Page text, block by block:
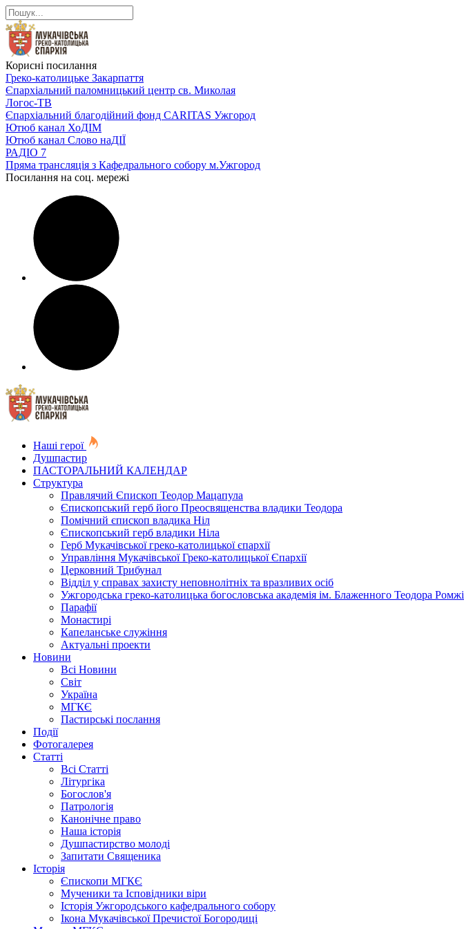
Корисні посилання
Греко-католицьке Закарпаття
Єпархіальний паломницький центр св. Миколая
Логос-ТВ
Єпархіальний благодійний фонд CARITAS Ужгород
Ютюб канал ХоДІМ
Ютюб канал Слово наДІЇ
РАДІО 7
Пряма трансляція з Кафедрального собору м.Ужгород
Посилання на соц. мережі
Наші герої
Душпастир
ПАСТОРАЛЬНИЙ КАЛЕНДАР
Структура
Правлячий Єпископ Теодор Мацапула
Єпископський герб його Преосвященства владики Теодора
Помічний єпископ владика Ніл
Єпископський герб владики Ніла
Герб Мукачівської греко-католицької єпархії
Управління Мукачівської Греко-католицької Єпархії
Церковний Трибунал
Відділ у справах захисту неповнолітніх та вразливих осіб
Ужгородська греко-католицька богословська академія ім. Блаженного Теодора Ромжі
Парафії
Монастирі
Капеланське служіння
Актуальні проекти
Новини
Всі Новини
Світ
Україна
МГКЄ
Пастирські послання
Події
Фотогалерея
Статті
Всі Статті
Літургіка
Богослов'я
Патрологія
Канонічне право
Наша історія
Душпастирство молоді
Запитати Священика
Історія
Єпископи МГКЄ
Мученики та Ісповідники віри
Історія Ужгородського кафедрального собору
Ікона Мукачівської Пречистої Богородиці